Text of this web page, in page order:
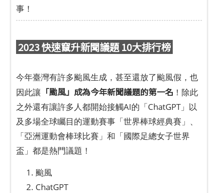
事！
2023 快速竄升新聞議題 10大排行榜
今年臺灣有許多颱風生成，甚至還放了颱風假，也
因此讓 「颱風」成為今年新聞議題的第一名 ！除此
之外還有讓許多人都開始接觸AI的「ChatGPT」以
及多場全球矚目的運動賽事「世界棒球經典賽」、
「亞洲運動會棒球比賽」和「國際足總女子世界
盃」都是熱門議題！
颱風
ChatGPT